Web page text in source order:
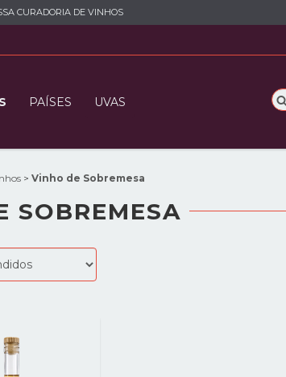
CURADORIA DE VINHOS
PAÍSES UVAS
> Vinho de Sobremesa
SOBREMESA